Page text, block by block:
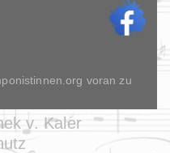
voran zu
v. Kaler